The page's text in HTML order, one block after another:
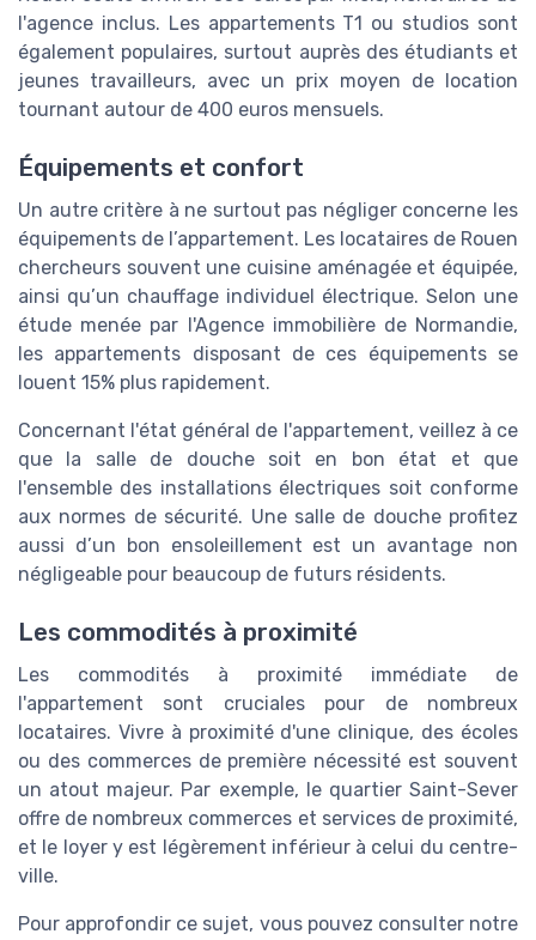
l'agence inclus. Les appartements T1 ou studios sont
également populaires, surtout auprès des étudiants et
jeunes travailleurs, avec un prix moyen de location
tournant autour de 400 euros mensuels.
Équipements et confort
Un autre critère à ne surtout pas négliger concerne les
équipements de l’appartement. Les locataires de Rouen
chercheurs souvent une cuisine aménagée et équipée,
ainsi qu’un chauffage individuel électrique. Selon une
étude menée par l'Agence immobilière de Normandie,
les appartements disposant de ces équipements se
louent 15% plus rapidement.
Concernant l'état général de l'appartement, veillez à ce
que la salle de douche soit en bon état et que
l'ensemble des installations électriques soit conforme
aux normes de sécurité. Une salle de douche profitez
aussi d’un bon ensoleillement est un avantage non
négligeable pour beaucoup de futurs résidents.
Les commodités à proximité
Les commodités à proximité immédiate de
l'appartement sont cruciales pour de nombreux
locataires. Vivre à proximité d'une clinique, des écoles
ou des commerces de première nécessité est souvent
un atout majeur. Par exemple, le quartier Saint-Sever
offre de nombreux commerces et services de proximité,
et le loyer y est légèrement inférieur à celui du centre-
ville.
Pour approfondir ce sujet, vous pouvez consulter notre